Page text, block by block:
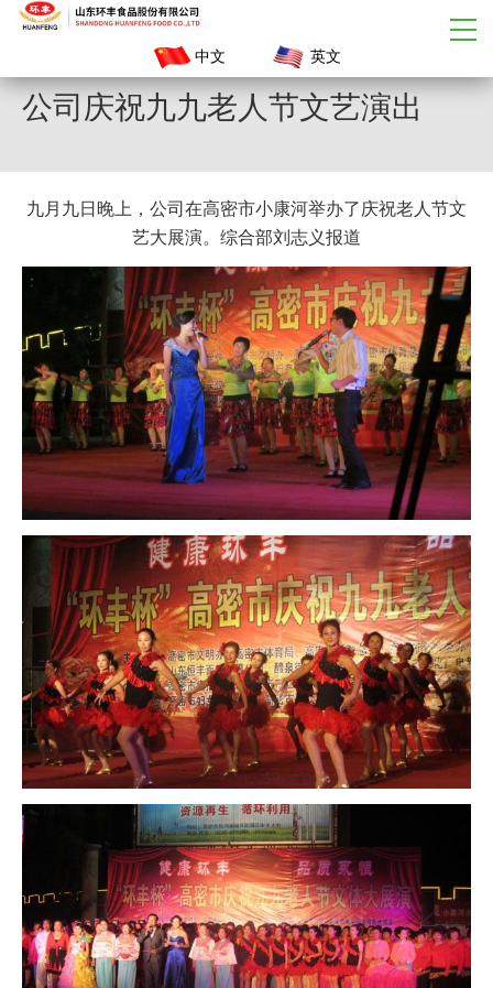
中文 英文
公司庆祝九九老人节文艺演出
九月九日晚上，公司在高密市小康河举办了庆祝老人节文
艺大展演。综合部刘志义报道